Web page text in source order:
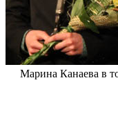
Марина Канаева в